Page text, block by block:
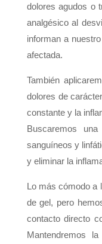
dolores agudos o
analgésico al
informan a
afectada.
También
dolores de
constante y la
Buscaremos
sanguíneos y
y eliminar la
Lo más cómodo a
de gel, pero
contacto directo
Mantendremos